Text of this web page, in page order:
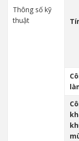
Thông số kỹ
thuật